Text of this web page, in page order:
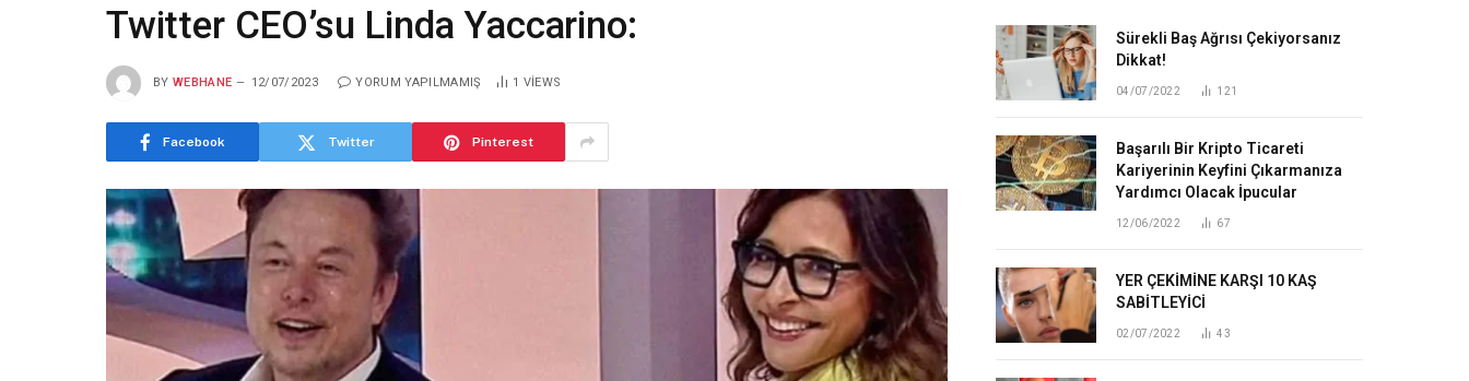
Twitter CEO’su Linda Yaccarino:
BY WEBHANE 12/07/2023 YORUM YAPILMAMIŞ 1 VIEWS
Facebook Twitter Pinterest
Sürekli Baş Ağrısı Çekiyorsanız
Dikkat!
04/07/2022 121
Başarılı Bir Kripto Ticareti
Kariyerinin Keyfini Çıkarmanıza
Yardımcı Olacak İpucular
12/06/2022 67
YER ÇEKİMİNE KARŞI 10 KAŞ
SABİTLEYİCİ
02/07/2022 43